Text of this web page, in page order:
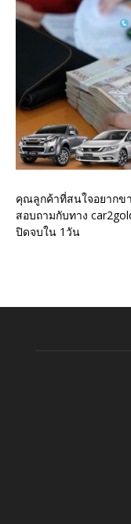
คุณลูกค้าที่สนใจอยากข
สอบถามกับทาง
ปิดจบใน 1วัน